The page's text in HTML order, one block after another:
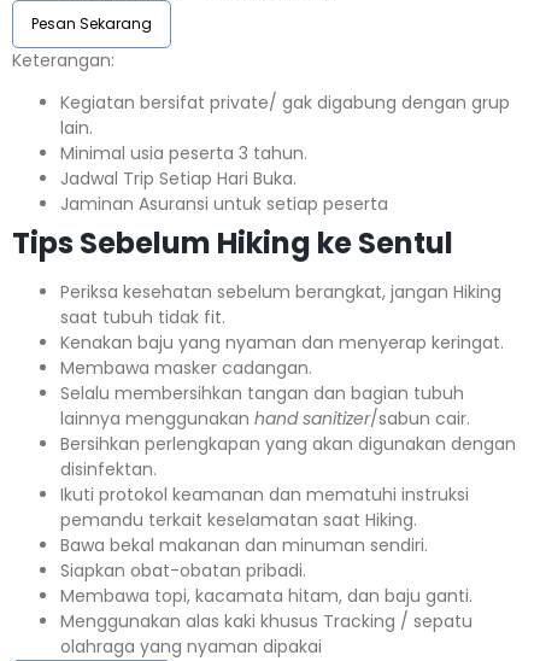
Pesan Sekarang
Keterangan:⁣⁣
Kegiatan bersifat private/ gak digabung dengan grup
lain.
Minimal usia peserta 3 tahun.⁣⁣
Jadwal Trip Setiap Hari Buka.⁣⁣
Jaminan Asuransi untuk setiap peserta ⁣⁣
Tips Sebelum Hiking ke Sentul
Periksa kesehatan sebelum berangkat, jangan Hiking
saat tubuh tidak fit.
Kenakan baju yang nyaman dan menyerap keringat.
Membawa masker cadangan.
Selalu membersihkan tangan dan bagian tubuh
lainnya menggunakan hand sanitizer/sabun cair.
Bersihkan perlengkapan yang akan digunakan dengan
disinfektan.
Ikuti protokol keamanan dan mematuhi instruksi
pemandu terkait keselamatan saat Hiking.
Bawa bekal makanan dan minuman sendiri.
Siapkan obat-obatan pribadi.
Membawa topi, kacamata hitam, dan baju ganti.
Menggunakan alas kaki khusus Tracking / sepatu
olahraga yang nyaman dipakai